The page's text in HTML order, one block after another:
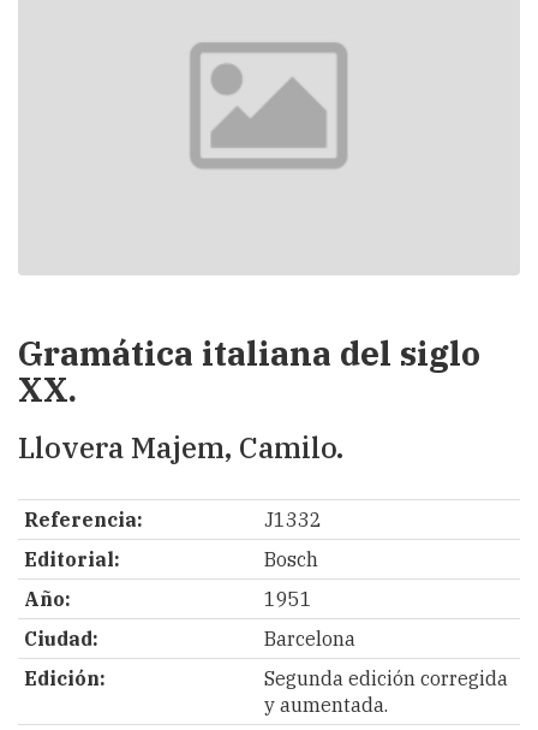
Gramática italiana del siglo
XX.
Llovera Majem, Camilo.
Referencia:
J1332
Editorial:
Bosch
Año:
1951
Ciudad:
Barcelona
Edición:
Segunda edición corregida
y aumentada.